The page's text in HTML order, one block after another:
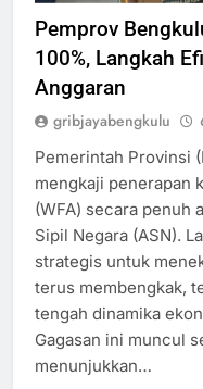
Pemprov
100%, Langkah
Anggaran
gribjayabengkulu
Pemerintah Provinsi
mengkaji penerapan
(WFA) secara penuh
Sipil Negara (ASN).
strategis untuk
terus membengkak,
tengah dinamika
Gagasan ini muncul
menunjukkan…